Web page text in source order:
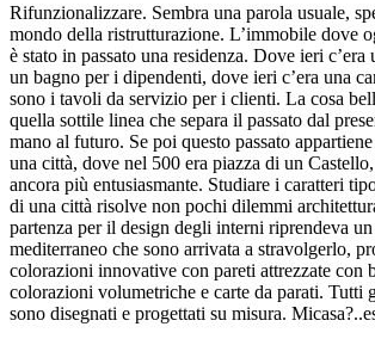
Rifunzionalizzare. Sembra una parola usuale,
mondo della ristrutturazione. L’immobile dove
è stato in passato una residenza. Dove ieri c’era
un bagno per i dipendenti, dove ieri c’era una
sono i tavoli da servizio per i clienti. La cosa
quella sottile linea che separa il passato dal
mano al futuro. Se poi questo passato
una città, dove nel 500 era piazza di un
ancora più entusiasmante. Studiare i caratteri
di una città risolve non pochi dilemmi
partenza per il design degli interni riprendeva un
mediterraneo che sono arrivata a stravolgerlo,
colorazioni innovative con pareti attrezzate con
colorazioni volumetriche e carte da parati. Tutti
sono disegnati e progettati su misura.